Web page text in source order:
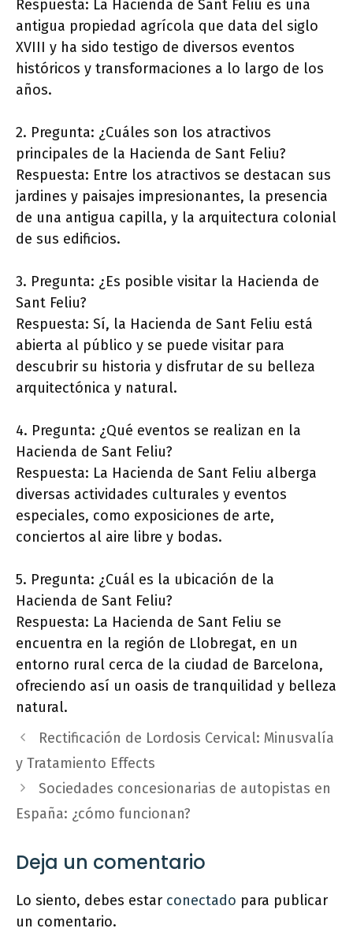
Respuesta: La Hacienda de Sant Feliu es una
antigua propiedad agrícola que data del siglo
XVIII y ha sido testigo de diversos eventos
históricos y transformaciones a lo largo de los
años.
2. Pregunta: ¿Cuáles son los atractivos
principales de la Hacienda de Sant Feliu?
Respuesta: Entre los atractivos se destacan sus
jardines y paisajes impresionantes, la presencia
de una antigua capilla, y la arquitectura colonial
de sus edificios.
3. Pregunta: ¿Es posible visitar la Hacienda de
Sant Feliu?
Respuesta: Sí, la Hacienda de Sant Feliu está
abierta al público y se puede visitar para
descubrir su historia y disfrutar de su belleza
arquitectónica y natural.
4. Pregunta: ¿Qué eventos se realizan en la
Hacienda de Sant Feliu?
Respuesta: La Hacienda de Sant Feliu alberga
diversas actividades culturales y eventos
especiales, como exposiciones de arte,
conciertos al aire libre y bodas.
5. Pregunta: ¿Cuál es la ubicación de la
Hacienda de Sant Feliu?
Respuesta: La Hacienda de Sant Feliu se
encuentra en la región de Llobregat, en un
entorno rural cerca de la ciudad de Barcelona,
ofreciendo así un oasis de tranquilidad y belleza
natural.
Rectificación de Lordosis Cervical: Minusvalía
y Tratamiento Effects
Sociedades concesionarias de autopistas en
España: ¿cómo funcionan?
Deja un comentario
Lo siento, debes estar conectado para publicar
un comentario.